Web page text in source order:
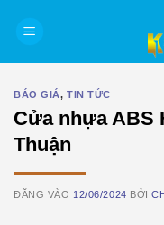
BÁO GIÁ,TIN TỨC
Cửa nhựa ABS
Thuận
ĐĂNG VÀO 12/06/2024 BỞI